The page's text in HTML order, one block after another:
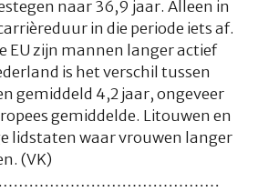
naar 36,9 jaar. Alleen in
in die periode iets af.
EU zijn mannen langer actief
is het verschil tussen
gemiddeld 4,2 jaar, ongeveer
gemiddelde. Litouwen en
lidstaten waar vrouwen langer
(VK)